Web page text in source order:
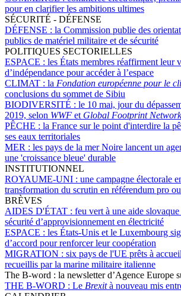
pour en clarifier les ambitions ultimes
SÉCURITÉ - DÉFENSE
DÉFENSE : la Commission publie des
publics de matériel militaire et de sécurité
POLITIQUES SECTORIELLES
ESPACE : les États membres réaffirment leur
d’indépendance pour accéder à l’espace
CLIMAT : la Fondation européenne pour le
conclusions du sommet de Sibiu
BIODIVERSITÉ : le 10 mai, jour du
2019, selon WWF et Global Footprint Network
PÊCHE : la France sur le point d'interdire la
ses eaux territoriales
MER : les pays de la mer Noire lancent un
une 'croissance bleue' durable
INSTITUTIONNEL
ROYAUME-UNI : une campagne électorale
transformation du scrutin en référendum pro
BRÈVES
AIDES D'ÉTAT : feu vert à une aide
sécurité d’approvisionnement en électricité
ESPACE : les États-Unis et le Luxembourg
d’accord pour renforcer leur coopération
MIGRATION : six pays de l'UE prêts à
recueillis par la marine militaire italienne
The B-word : la newsletter d’Agence Europe
THE B-WORD : Le Brexità nouveau mis